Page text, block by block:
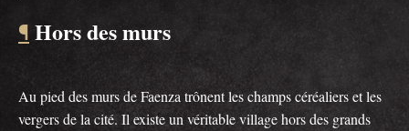
¶ Hors des murs
Au pied des murs de Faenza trônent les champs céréaliers et les
vergers de la cité. Il existe un véritable village hors des grands